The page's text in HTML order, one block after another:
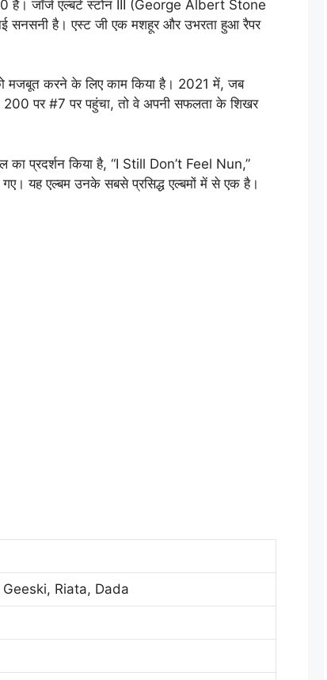
जॉर्ज एल्बर्ट स्टोन III (George Albert Stone
सनसनी है। एस्ट जी एक मशहूर और उभरता हुआ रैपर
मजबूत करने के लिए काम किया है। 2021 में, जब
पर #7 पर पहुंचा, तो वे अपनी सफलता के शिखर
का प्रदर्शन किया है, “I Still Don’t Feel Nun,”
यह एल्बम उनके सबसे प्रसिद्ध एल्बमों में से एक है।
Riata, Dada